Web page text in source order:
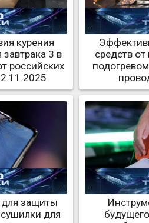
курения
3 в
российских
средств
для защиты
для